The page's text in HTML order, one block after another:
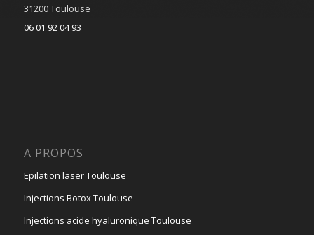
31200 Toulouse
06 01 92 04 93
A PROPOS
Epilation laser Toulouse
Injections Botox Toulouse
Injections acide hyaluronique Toulouse